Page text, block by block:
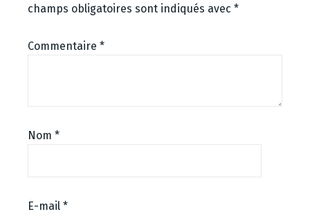
champs obligatoires sont indiqués avec *
Commentaire *
Nom *
E-mail *